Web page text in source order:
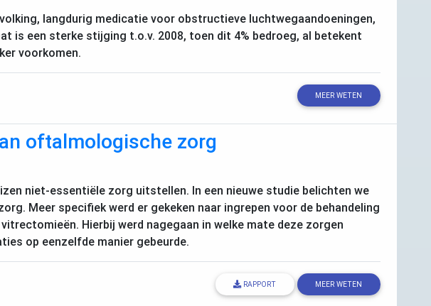
langdurig medicatie voor obstructieve luchtwegaandoeningen,
is een sterke stijging t.o.v. 2008, toen dit 4% bedroeg, al betekent
voorkomen.
MEER WETEN
oftalmologische zorg
niet-essentiële zorg uitstellen. In een nieuwe studie belichten we
Meer specifiek werd er gekeken naar ingrepen voor de behandeling
Hierbij werd nagegaan in welke mate deze zorgen
op eenzelfde manier gebeurde.
RAPPORT MEER WETEN